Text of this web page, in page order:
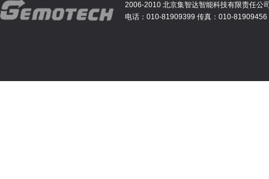
2006-2010 北京集智达智能科技有限责任公
电话：010-81909399 传真：010-